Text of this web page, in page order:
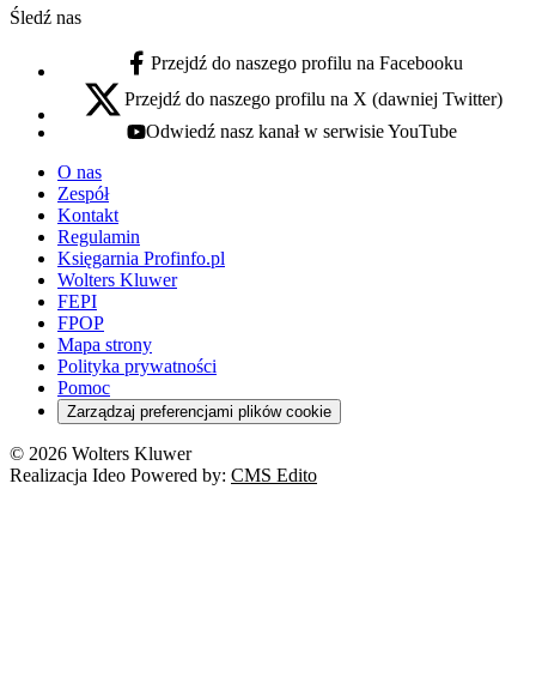
Śledź nas
facebook - otwiera się w nowej karcie
Przejdź do naszego profilu na Facebooku
x - otwiera się w nowej karcie
Przejdź do naszego profilu na X (dawniej Twitter)
youtube - otwiera się w nowej karcie
Odwiedź nasz kanał w serwisie YouTube
O nas
Zespół
Kontakt
Regulamin
Księgarnia Profinfo.pl
Wolters Kluwer
FEPI
FPOP
Mapa strony
Polityka prywatności
Pomoc
Zarządzaj preferencjami plików cookie
© 2026 Wolters Kluwer
Realizacja Ideo Powered by: CMS Edito